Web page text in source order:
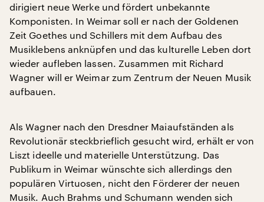
dirigiert neue Werke und fördert unbekannte
Komponisten. In Weimar soll er nach der Goldenen
Zeit Goethes und Schillers mit dem Aufbau des
Musiklebens anknüpfen und das kulturelle Leben dort
wieder aufleben lassen. Zusammen mit Richard
Wagner will er Weimar zum Zentrum der Neuen Musik
aufbauen.
Als Wagner nach den Dresdner Maiaufständen als
Revolutionär steckbrieflich gesucht wird, erhält er von
Liszt ideelle und materielle Unterstützung. Das
Publikum in Weimar wünschte sich allerdings den
populären Virtuosen, nicht den Förderer der neuen
Musik. Auch Brahms und Schumann wenden sich